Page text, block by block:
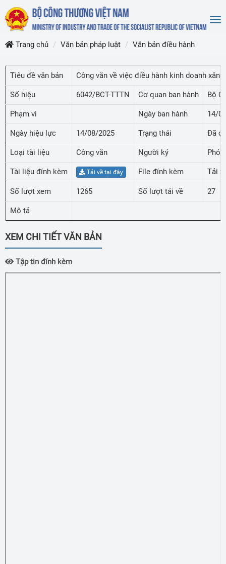
Trang chủ
Văn bản pháp luật Văn bản điều hành
Tiêu đề văn bản Công văn về việc điều hành kinh doanh
Số hiệu 6042/BCT-TTTN Cơ quan ban hành Bộ
Phạm vi Ngày ban hành 14/
Ngày hiệu lực 14/08/2025 Trạng thái Đã
Loại tài liệu Công văn Người ký Phó
Tài liệu đính kèm Tải về tại đây File đính kèm Tải
Số lượt xem 1265 Số lượt tải về 27
Mô tả
XEM CHI TIẾT VĂN BẢN
Tập tin đính kèm